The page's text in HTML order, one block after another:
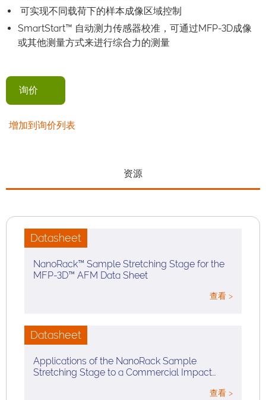
可实现不同载荷下的样本成像区域控制
SmartStart™ 自动测力传感器校准，可通过MFP-3D成像
或其他测量方式来进行综合力的测量
询价
增加到询价列表
资源
Datasheet
NanoRack™ Sample Stretching Stage for the
MFP-3D™ AFM Data Sheet
查看 >
Datasheet
Applications of the NanoRack Sample
Stretching Stage to a Commercial Impact…
查看 >